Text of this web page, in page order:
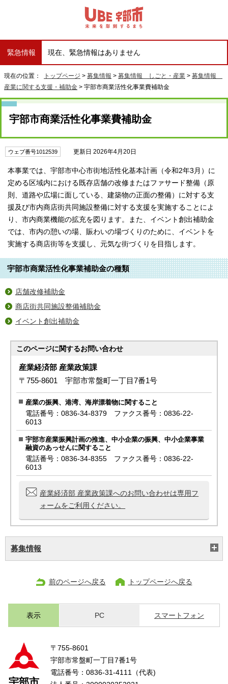
緊急情報 現在、緊急情報はありません
現在の位置： トップページ > 募集情報 > 募集情報 しごと・産業 > 募集情報
産業に関する支援・補助金 > 宇部市商業活性化事業費補助金
宇部市商業活性化事業費補助金
ウェブ番号1012539 更新日 2026年4月20日
本事業では、宇部市中心市街地活性化基本計画（令和2年3月）に
定める区域内における既存店舗の改修またはファサード整備（原
則、道路や広場に面している、建築物の正面の整備）に対する支
援及び市内商店街共同施設整備に対する支援を実施することによ
り、市内商業機能の拡充を図ります。また、イベント創出補助金
では、市内の憩いの場、賑わいの場づくりのために、イベントを
実施する商店街等を支援し、元気な街づくりを目指します。
宇部市商業活性化事業補助金の種類
店舗改修補助金
商店街共同施設整備補助金
イベント創出補助金
このページに関するお問い合わせ
産業経済部 産業政策課
〒755-8601 宇部市常盤町一丁目7番1号
産業の振興、港湾、海岸漂着物に関すること
電話番号：0836-34-8379 ファクス番号：0836-22-
6013
宇部市産業振興計画の推進、中小企業の振興、中小企業事業
融資のあっせんに関すること
電話番号：0836-34-8355 ファクス番号：0836-22-
6013
産業経済部 産業政策課へのお問い合わせは専用フ
ォームをご利用ください。
募集情報
前のページへ戻る トップページへ戻る
表示 PC スマートフォン
〒755-8601
宇部市常盤町一丁目7番1号
電話番号：0836-31-4111（代表)